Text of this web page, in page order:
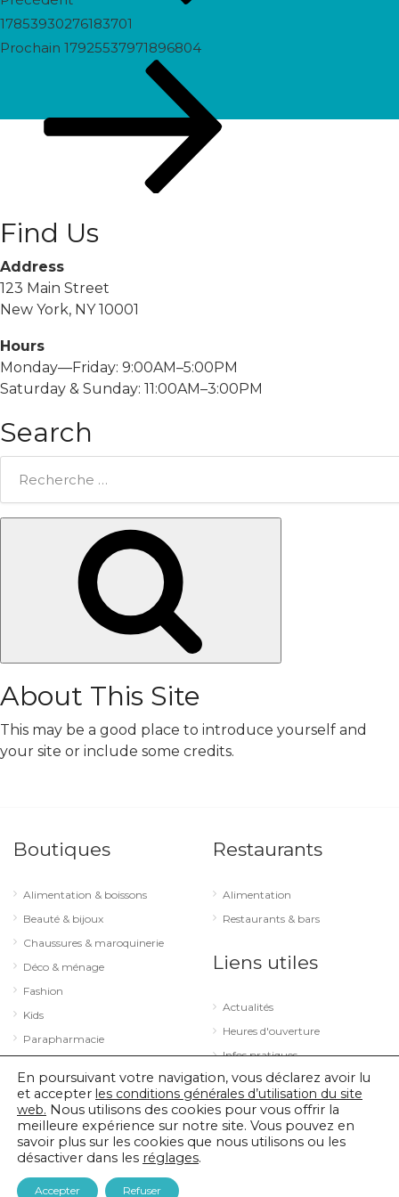
17853930276183701
Prochain
Prochain 17925537971896804
Find Us
Address
123 Main Street
New York, NY 10001
Hours
Monday—Friday: 9:00AM–5:00PM
Saturday & Sunday: 11:00AM–3:00PM
Search
About This Site
This may be a good place to introduce yourself and
your site or include some credits.
Boutiques
Alimentation & boissons
Beauté & bijoux
Chaussures & maroquinerie
Déco & ménage
Fashion
Kids
Parapharmacie
Sport & loisirs
Technologie & optique
Restaurants
Alimentation
Restaurants & bars
Liens utiles
Actualités
Heures d'ouverture
Infos pratiques
© 2026 City Concorde |Mentions légales
En poursuivant votre navigation, vous déclarez avoir lu
et accepter les conditions générales d’utilisation du site
web. Nous utilisons des cookies pour vous offrir la
meilleure expérience sur notre site. Vous pouvez en
savoir plus sur les cookies que nous utilisons ou les
désactiver dans les réglages.
Accepter Refuser